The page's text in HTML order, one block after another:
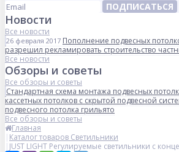
ПОДПИСАТЬСЯ
Новости
Все новости
26 февраля 2017 Пополнение подвесных
разрешил рекламировать строительство
Все новости
Обзоры и советы
Все обзоры и советы
Стандартная схема монтажа подвесных
кассетных потолков с скрытой подвесной
подвесного потолка грильято
Все обзоры и советы
Главная
Каталог товаров Светильники
JUST LIGHT Регулируемые светильники с